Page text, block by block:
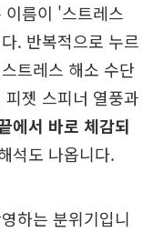
이름이 '스트레스
. 반복적으로 누르
트레스 해소 수단
젯 스피너 열풍과
에서 바로 체감되
석도 나옵니다.
하는 분위기입니